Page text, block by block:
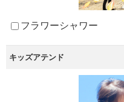
フラワーシャワー
キッズアテンド